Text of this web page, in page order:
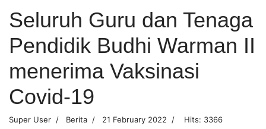
Seluruh Guru dan Tenaga
Pendidik Budhi Warman II
menerima Vaksinasi
Covid-19
Super User Berita 21 February 2022 Hits: 3366